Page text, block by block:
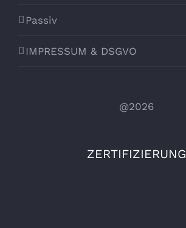
Passiv
IMPRESSUM & DSGVO
@2026
ZERTIFIZIERUNG